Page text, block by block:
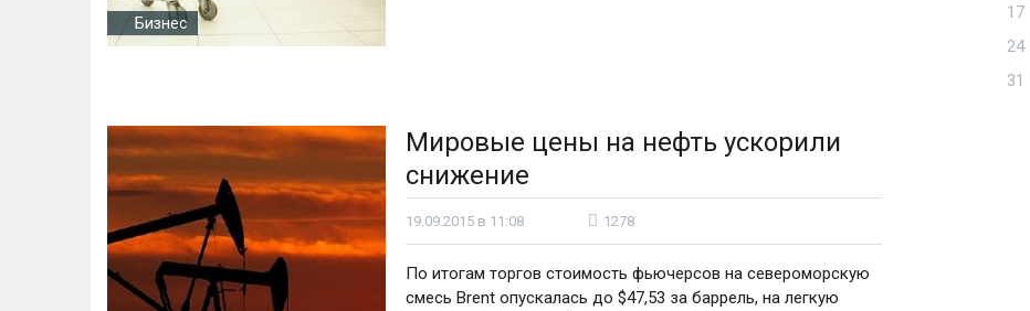
Бизнес
Мировые цены на нефть ускорили
снижение
19.09.2015 в 11:08 1278
По итогам торгов стоимость фьючерсов на североморскую
смесь Brent опускалась до $47,53 за баррель, на легкую
17
24
31